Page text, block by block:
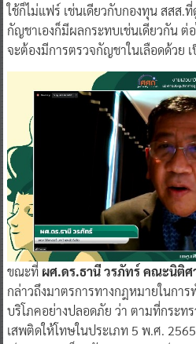
ใช้ก็ไม่แฟร์ เช่นเดียวกับกองทุน สสส.
กัญชาเองก็มีผลกระทบเช่นเดียวกัน ต่
จะต้องมีการตรวจกัญชาในเลือดด้วย
ขณะที่ ผศ.ดร.ธานี วรภัทร์ คณะนิติศ
กล่าวถึงมาตรการทางกฎหมายในก
บริโภคอย่างปลอดภัย ว่า ตามที่กระท
เสพติดให้โทษในประเภท 5 พ.ศ.